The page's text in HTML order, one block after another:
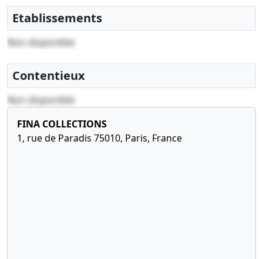
Etablissements
Non disponible
Contentieux
Non disponible
FINA COLLECTIONS
1, rue de Paradis 75010, Paris, France